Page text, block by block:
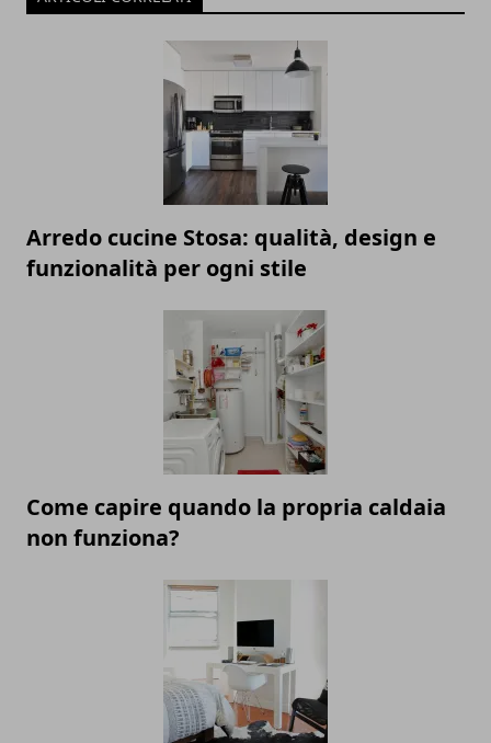
Arredo cucine Stosa: qualità, design e
funzionalità per ogni stile
Come capire quando la propria caldaia
non funziona?